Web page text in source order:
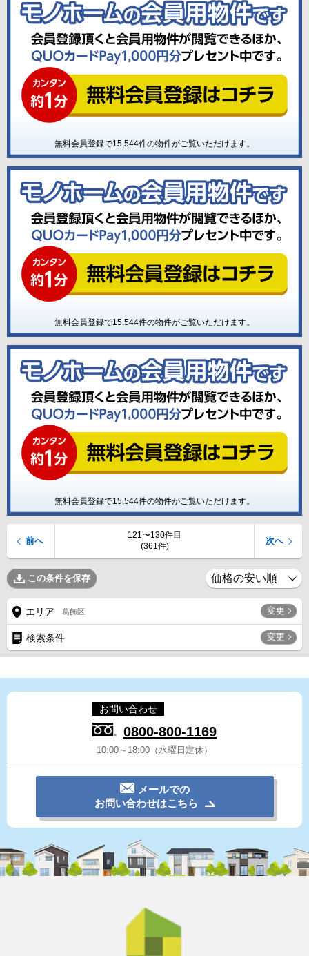
無料会員登録で15,544件の物件がご覧いただけます。
無料会員登録で15,544件の物件がご覧いただけます。
無料会員登録で15,544件の物件がご覧いただけます。
121〜130件目
(361件)
前へ 次へ
この条件を保存
エリア 葛飾区 変更
検索条件 変更
お問い合わせ
0800-800-1169
10:00～18:00（水曜日定休）
メールでの
お問い合わせはこちら